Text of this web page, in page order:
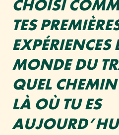
CHOISI
TES
EXPÉRIENCES
MONDE DU
QUEL CHEMIN
LÀ OÙ TU ES